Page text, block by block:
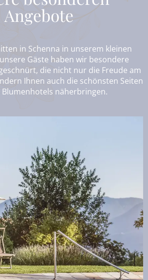
Angebote
in Schenna in unserem kleinen
Gäste haben wir besondere
die nicht nur die Freude am
Ihnen auch die schönsten Seiten
Blumenhotels näherbringen.